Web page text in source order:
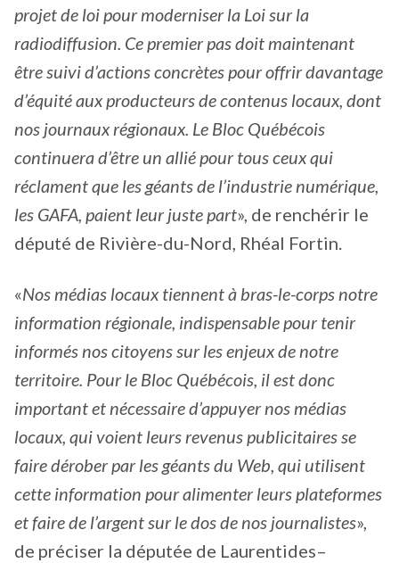
projet de loi pour moderniser la Loi sur la
radiodiffusion. Ce premier pas doit maintenant
être suivi d’actions concrètes pour offrir davantage
d’équité aux producteurs de contenus locaux, dont
nos journaux régionaux. Le Bloc Québécois
continuera d’être un allié pour tous ceux qui
réclament que les géants de l’industrie numérique,
les GAFA, paient leur juste part», de renchérir le
député de Rivière-du-Nord, Rhéal Fortin.
«Nos médias locaux tiennent à bras-le-corps notre
information régionale, indispensable pour tenir
informés nos citoyens sur les enjeux de notre
territoire. Pour le Bloc Québécois, il est donc
important et nécessaire d’appuyer nos médias
locaux, qui voient leurs revenus publicitaires se
faire dérober par les géants du Web, qui utilisent
cette information pour alimenter leurs plateformes
et faire de l’argent sur le dos de nos journalistes»,
de préciser la députée de Laurentides–